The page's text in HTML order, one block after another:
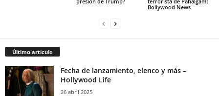
Bollywood News
Último artículo
Fecha de lanzamiento, elenco y más –
Hollywood Life
26 abril 2025